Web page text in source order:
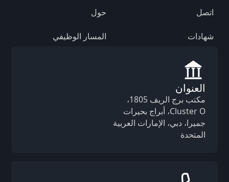
اتصل حول
شهادات المسار الوظيفي
العنوان
مكتب برج الريف 1805،
Cluster O، أبراج بحيرات
جميرا، دبي، الإمارات العربية
المتحدة